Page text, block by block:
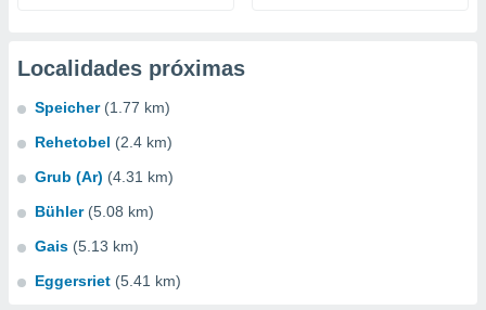
Localidades próximas
Speicher (1.77 km)
Rehetobel (2.4 km)
Grub (Ar) (4.31 km)
Bühler (5.08 km)
Gais (5.13 km)
Eggersriet (5.41 km)